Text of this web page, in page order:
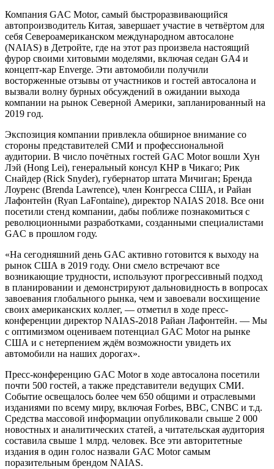
Компания GAC Motor, самый быстроразвивающийся
автопроизводитель Китая, завершает участие в четвёртом для
себя Североамериканском международном автосалоне
(NAIAS) в Детройте, где на этот раз произвела настоящий
фурор своими хитовыми моделями, включая седан GA4 и
концепт-кар Enverge. Эти автомобили получили
восторженные отзывы от участников и гостей автосалона и
вызвали волну бурных обсуждений в ожидании выхода
компании на рынок Северной Америки, запланированный на
2019 год.
Экспозиция компании привлекла обширное внимание со
стороны представителей СМИ и профессиональной
аудитории. В число почётных гостей GAC Motor вошли Хун
Лэй (Hong Lei), генеральный консул КНР в Чикаго; Рик
Снайдер (Rick Snyder), губернатор штата Мичиган; Бренда
Лоуренс (Brenda Lawrence), член Конгресса США, и Райан
Лафонтейн (Ryan LaFontaine), директор NAIAS 2018. Все они
посетили стенд компании, дабы поближе познакомиться с
революционными разработками, созданными специалистами
GAC в прошлом году.
«На сегодняшний день GAC активно готовится к выходу на
рынок США в 2019 году. Они смело встречают все
возникающие трудности, используют прогрессивный подход
в планировании и демонстрируют дальновидность в вопросах
завоевания глобального рынка, чем и завоевали восхищение
своих американских коллег, — отметил в ходе пресс-
конференции директор NAIAS-2018 Райан Лафонтейн. — Мы
с оптимизмом оцениваем потенциал GAC Motor на рынке
США и с нетерпением ждём возможности увидеть их
автомобили на наших дорогах».
Пресс-конференцию GAC Motor в ходе автосалона посетили
почти 500 гостей, а также представители ведущих СМИ.
Событие освещалось более чем 650 общими и отраслевыми
изданиями по всему миру, включая Forbes, BBC, CNBC и т.д.
Средства массовой информации опубликовали свыше 2 000
новостных и аналитических статей, а читательская аудитория
составила свыше 1 млрд. человек. Все эти авторитетные
издания в один голос назвали GAC Motor самым
поразительным брендом NAIAS.